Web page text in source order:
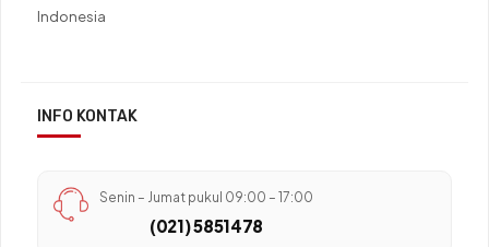
Indonesia
INFO KONTAK
Senin – Jumat pukul 09:00 – 17:00
(021) 5851478